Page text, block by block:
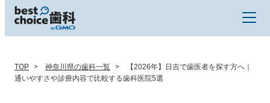
TOP 神奈川県の歯科一覧
【2026年】日吉で歯医者を探す方へ｜
通いやすさや診療内容で比較する歯科医院5選